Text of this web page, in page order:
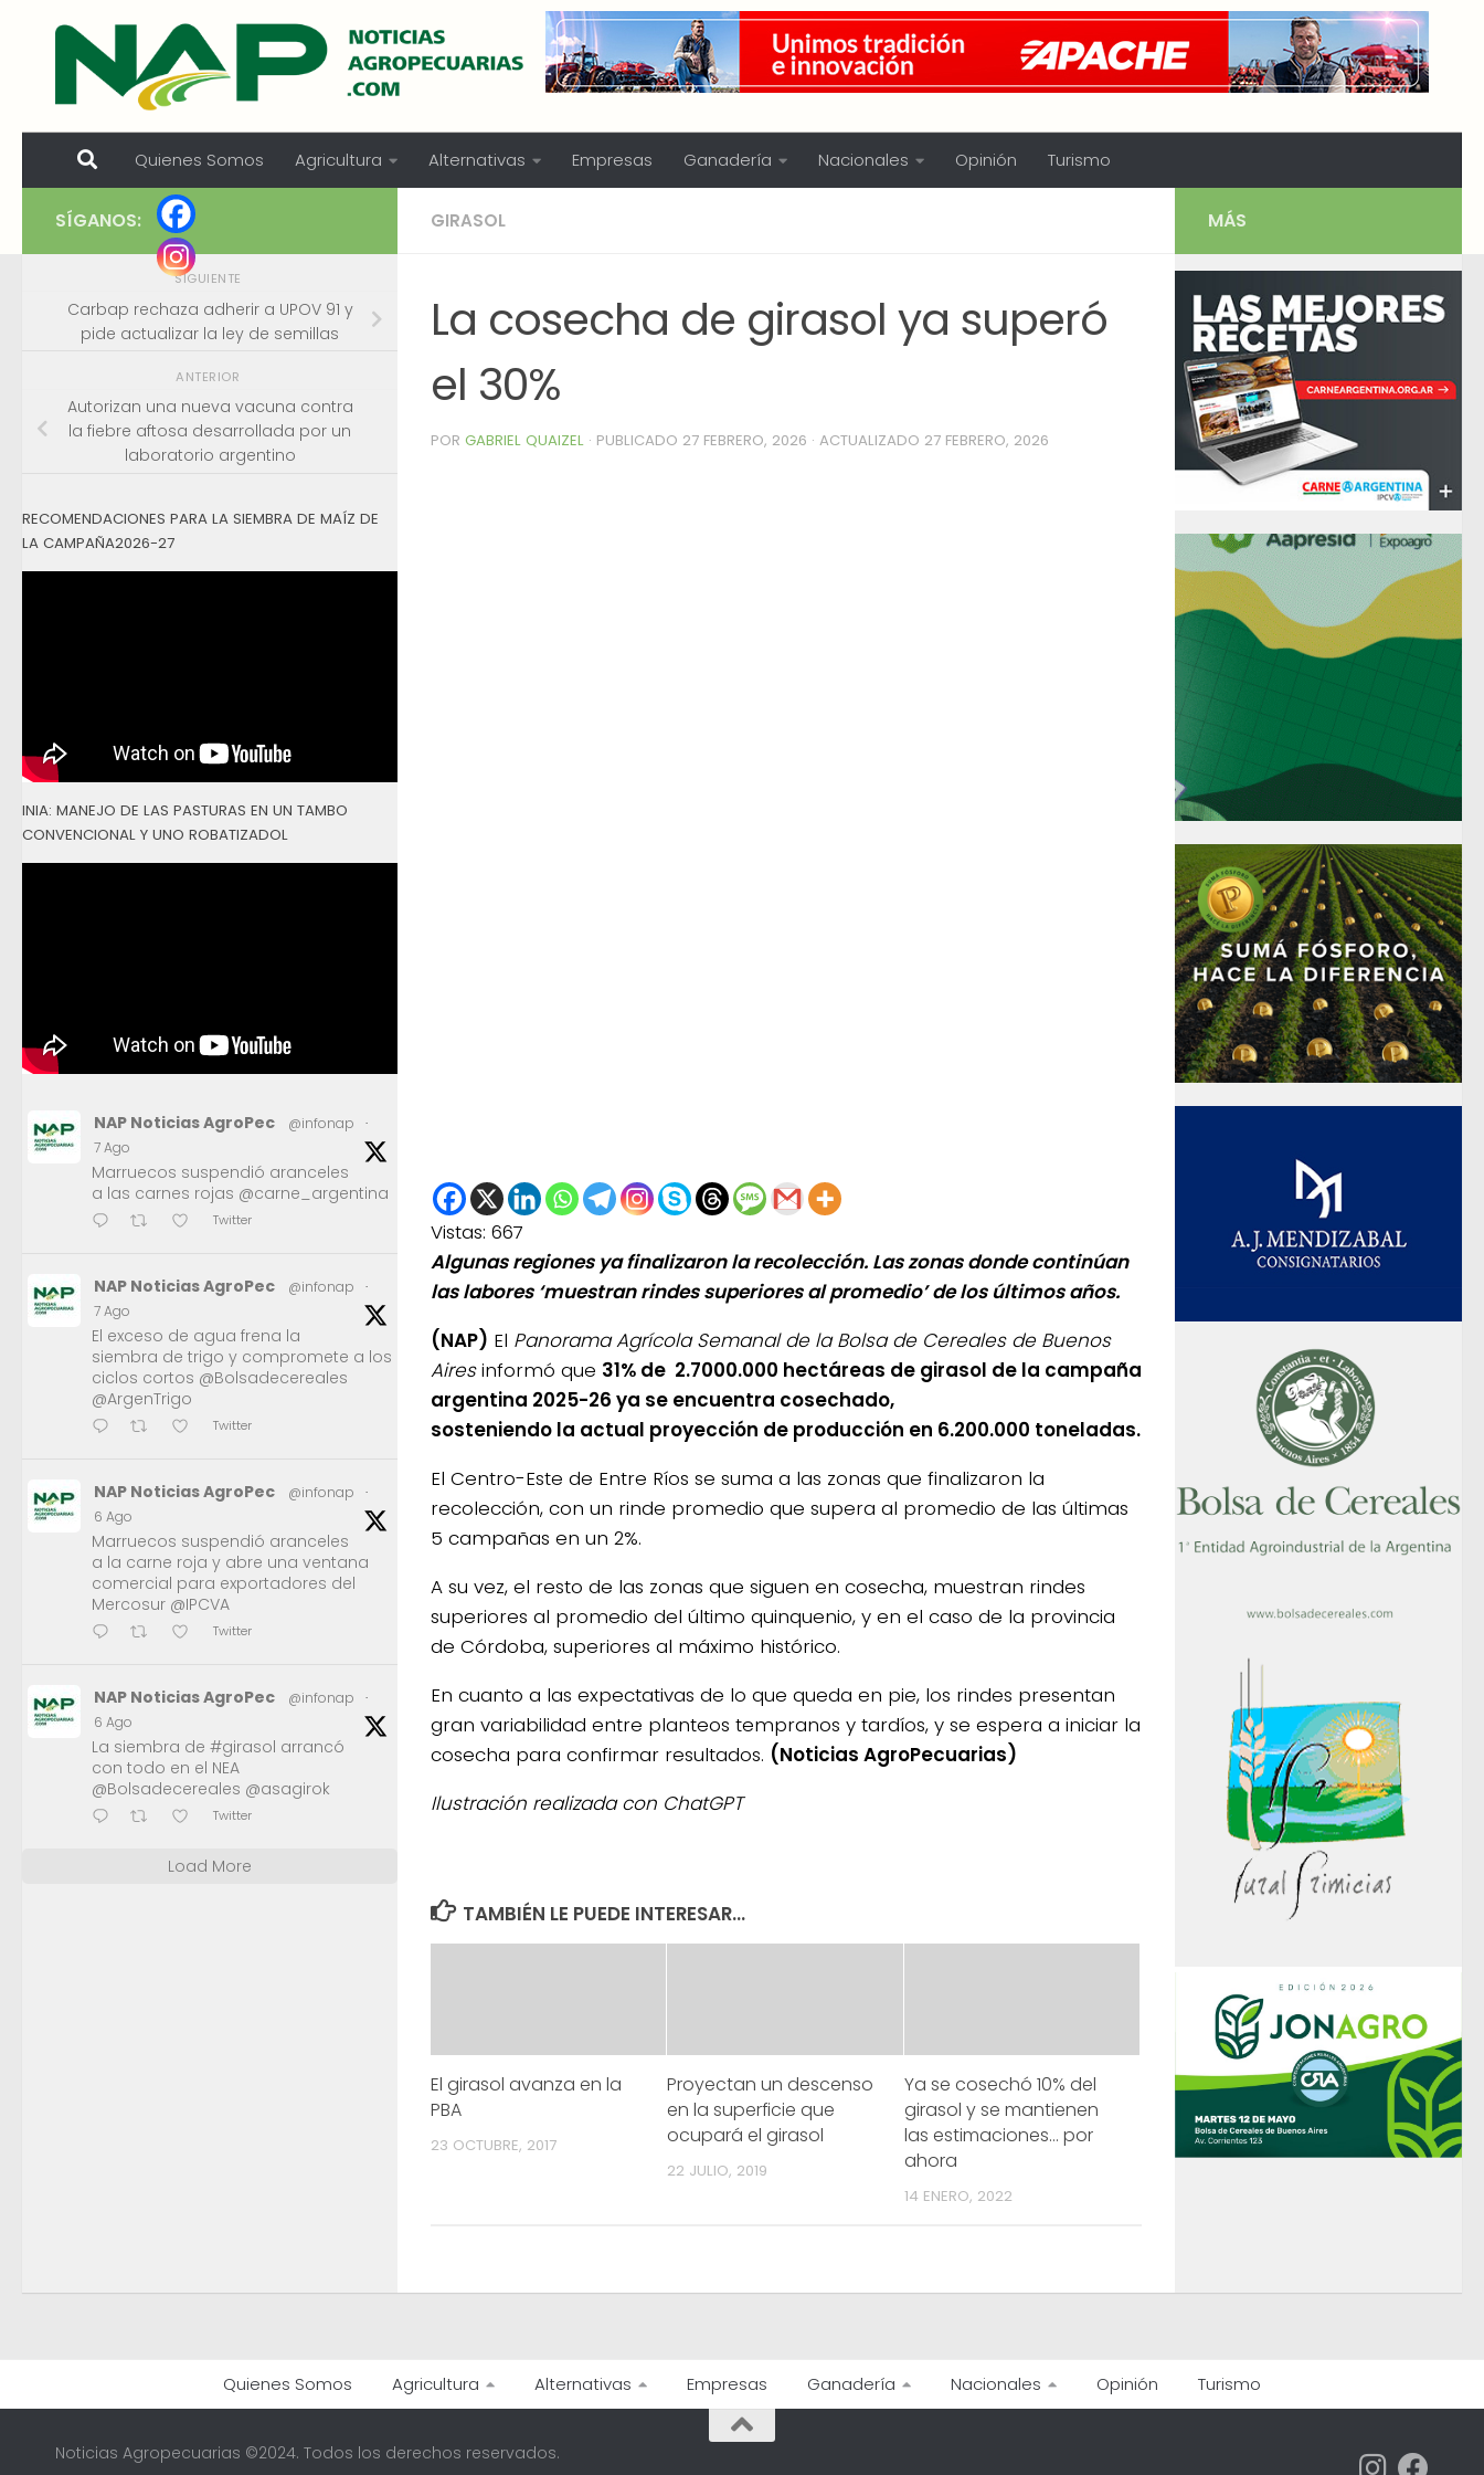
Skip to content
Quienes Somos Agricultura Alternativas Empresas Ganadería Nacionales Opinión Turismo
GIRASOL
La cosecha de girasol ya superó
el 30%
POR GABRIEL QUAIZEL · PUBLICADO 27 FEBRERO, 2026 · ACTUALIZADO 27 FEBRERO, 2026
Vistas: 667
Algunas regiones ya finalizaron la recolección. Las zonas donde continúan
las labores ‘muestran rindes superiores al promedio’ de los últimos años.
(NAP) El Panorama Agrícola Semanal de la Bolsa de Cereales de Buenos
Airesinformó que 31% de 2.7000.000 hectáreas de girasol de la campaña
argentina 2025-26 ya se encuentra cosechado,
sosteniendo la actual proyección de producción en 6.200.000 toneladas.
El Centro-Este de Entre Ríos se suma a las zonas que finalizaron la
recolección, con un rinde promedio que supera al promedio de las últimas
5 campañas en un 2%.
A su vez, el resto de las zonas que siguen en cosecha, muestran rindes
superiores al promedio del último quinquenio, y en el caso de la provincia
de Córdoba, superiores al máximo histórico.
En cuanto a las expectativas de lo que queda en pie, los rindes presentan
gran variabilidad entre planteos tempranos y tardíos, y se espera a iniciar la
cosecha para confirmar resultados. (Noticias AgroPecuarias)
Ilustración realizada con ChatGPT
TAMBIÉN LE PUEDE INTERESAR...
El girasol avanza en la
PBA
23 OCTUBRE, 2017
Proyectan un descenso
en la superficie que
ocupará el girasol
22 JULIO, 2019
Ya se cosechó 10% del
girasol y se mantienen
las estimaciones… por
ahora
14 ENERO, 2022
SÍGANOS:
SIGUIENTE
Carbap rechaza adherir a UPOV 91 y
pide actualizar la ley de semillas
ANTERIOR
Autorizan una nueva vacuna contra
la fiebre aftosa desarrollada por un
laboratorio argentino
RECOMENDACIONES PARA LA SIEMBRA DE MAÍZ DE
LA CAMPAÑA2026-27
INIA: MANEJO DE LAS PASTURAS EN UN TAMBO
CONVENCIONAL Y UNO ROBATIZADOL
NAP Noticias AgroPec @infonap
·
7 Ago
Marruecos suspendió aranceles
a las carnes rojas @carne_argentina
Twitter
NAP Noticias AgroPec @infonap
·
7 Ago
El exceso de agua frena la
siembra de trigo y compromete a los
ciclos cortos @Bolsadecereales
@ArgenTrigo
Twitter
NAP Noticias AgroPec @infonap
·
6 Ago
Marruecos suspendió aranceles
a la carne roja y abre una ventana
comercial para exportadores del
Mercosur @IPCVA
Twitter
NAP Noticias AgroPec @infonap
·
6 Ago
La siembra de #girasol arrancó
con todo en el NEA
@Bolsadecereales @asagirok
Twitter
Load More
MÁS
Quienes Somos Agricultura Alternativas Empresas Ganadería Nacionales Opinión Turismo
Noticias Agropecuarias ©2024. Todos los derechos reservados.